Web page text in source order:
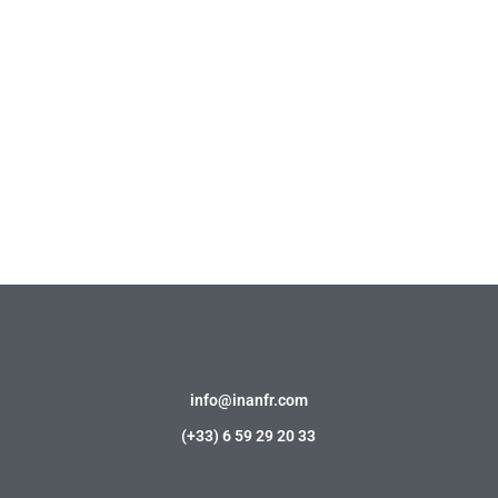
info@inanfr.com
(+33) 6 59 29 20 33